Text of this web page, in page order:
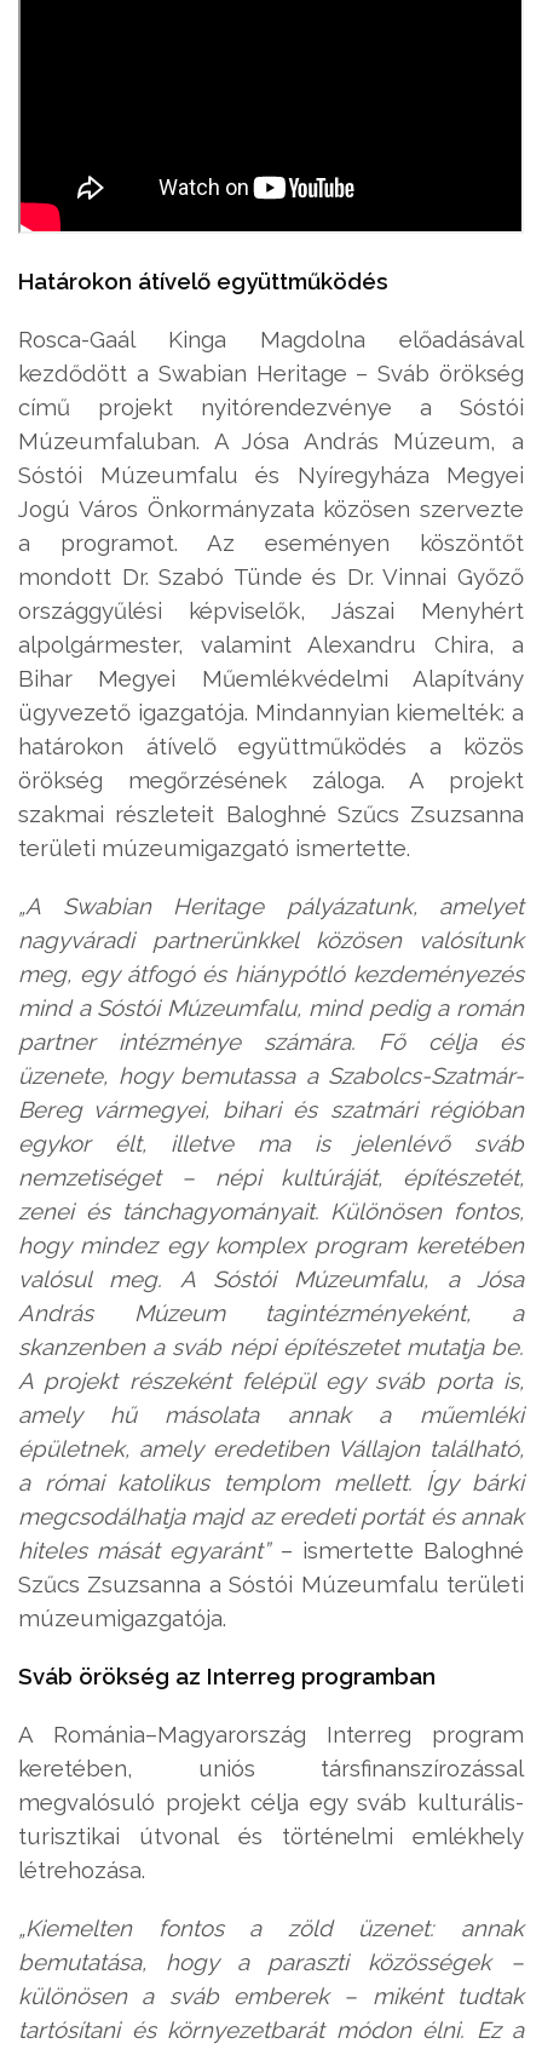
Határokon átívelő együttműködés
Rosca-Gaál Kinga Magdolna előadásával
kezdődött a Swabian Heritage – Sváb örökség
című projekt nyitórendezvénye a Sóstói
Múzeumfaluban. A Jósa András Múzeum, a
Sóstói Múzeumfalu és Nyíregyháza Megyei
Jogú Város Önkormányzata közösen szervezte
a programot. Az eseményen köszöntőt
mondott Dr. Szabó Tünde és Dr. Vinnai Győző
országgyűlési képviselők, Jászai Menyhért
alpolgármester, valamint Alexandru Chira, a
Bihar Megyei Műemlékvédelmi Alapítvány
ügyvezető igazgatója. Mindannyian kiemelték: a
határokon átívelő együttműködés a közös
örökség megőrzésének záloga. A projekt
szakmai részleteit Baloghné Szűcs Zsuzsanna
területi múzeumigazgató ismertette.
„A Swabian Heritage pályázatunk, amelyet
nagyváradi partnerünkkel közösen valósítunk
meg, egy átfogó és hiánypótló kezdeményezés
mind a Sóstói Múzeumfalu, mind pedig a román
partner intézménye számára. Fő célja és
üzenete, hogy bemutassa a Szabolcs-Szatmár-
Bereg vármegyei, bihari és szatmári régióban
egykor élt, illetve ma is jelenlévő sváb
nemzetiséget – népi kultúráját, építészetét,
zenei és tánchagyományait. Különösen fontos,
hogy mindez egy komplex program keretében
valósul meg. A Sóstói Múzeumfalu, a Jósa
András Múzeum tagintézményeként, a
skanzenben a sváb népi építészetet mutatja be.
A projekt részeként felépül egy sváb porta is,
amely hű másolata annak a műemléki
épületnek, amely eredetiben Vállajon található,
a római katolikus templom mellett. Így bárki
megcsodálhatja majd az eredeti portát és annak
hiteles mását egyaránt” – ismertette Baloghné
Szűcs Zsuzsanna a Sóstói Múzeumfalu területi
múzeumigazgatója.
Sváb örökség az Interreg programban
A Románia–Magyarország Interreg program
keretében, uniós társfinanszírozással
megvalósuló projekt célja egy sváb kulturális-
turisztikai útvonal és történelmi emlékhely
létrehozása.
„Kiemelten fontos a zöld üzenet: annak
bemutatása, hogy a paraszti közösségek –
különösen a sváb emberek – miként tudtak
tartósítani és környezetbarát módon élni. Ez a